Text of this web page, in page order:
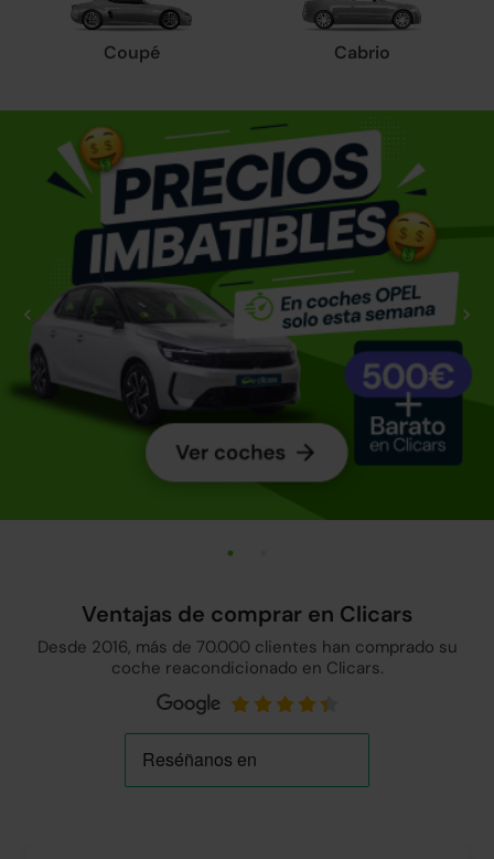
Coupé Cabrio
Ventajas de comprar en Clicars
Desde 2016, más de 70.000 clientes han comprado su
coche reacondicionado en Clicars.